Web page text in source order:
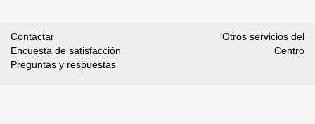
Contactar
Encuesta de satisfacción
Preguntas y respuestas
Otros servicios del
Centro